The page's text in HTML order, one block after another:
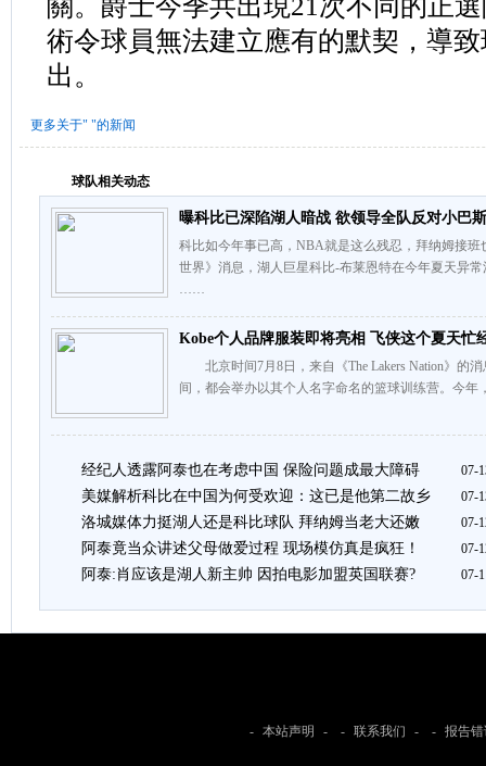
關。爵士今季共出現21次不同的正
術令球員無法建立應有的默契，導
出。
更多关于" "的新闻
球队相关动态
曝科比已深陷湖人暗战 欲领导全队反对小巴斯
科比如今年事已高，NBA就是这么残忍，拜纳姆
世界》消息，湖人巨星科比-布莱恩特在今年夏天异
……
Kobe个人品牌服装即将亮相 飞侠这个夏天忙
北京时间7月8日，来自《The Lakers Nation》的
间，都会举办以其个人名字命名的篮球训练营。今
经纪人透露阿泰也在考虑中国 保险问题成最大障碍 07-
美媒解析科比在中国为何受欢迎：这已是他第二故乡 07-
洛城媒体力挺湖人还是科比球队 拜纳姆当老大还嫩 07-
阿泰竟当众讲述父母做爱过程 现场模仿真是疯狂！ 07-
阿泰:肖应该是湖人新主帅 因拍电影加盟英国联赛? 07-
- 本站声明 - - 联系我们 - - 报告